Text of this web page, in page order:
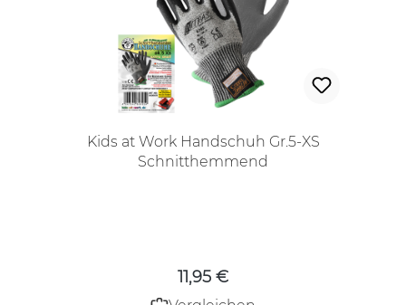
Kids at Work Handschuh Gr.5-XS
Schnitthemmend
11,95 €